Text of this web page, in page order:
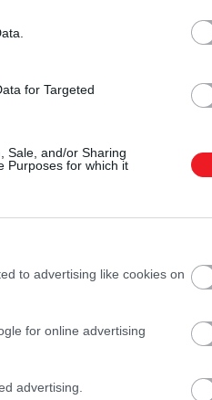
for Targeted
Sale, and/or Sharing
Purposes for which it
to advertising like cookies on
for online advertising
advertising.